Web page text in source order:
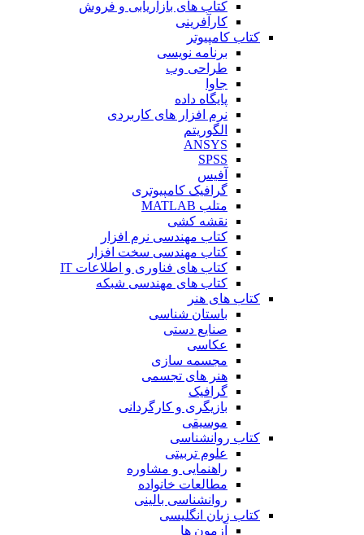
کتاب های بازاریابی و فروش
کارآفرینی
کتاب کامپیوتر
برنامه نویسی
طراحی وب
جاوا
پایگاه داده
نرم افزار های کاربردی
الگوریتم
ANSYS
SPSS
آفیس
گرافیک کامپیوتری
متلب MATLAB
نقشه کشی
کتاب مهندسی نرم افزار
کتاب مهندسی سخت افزار
کتاب های فناوری و اطلاعات IT
کتاب های مهندسی شبکه
کتاب های هنر
باستان شناسی
صنایع دستی
عکاسی
مجسمه سازی
هنر های تجسمی
گرافیک
بازیگری و کارگردانی
موسیقی
کتاب روانشناسی
علوم تربیتی
راهنمایی و مشاوره
مطالعات خانواده
روانشناسی بالینی
کتاب زبان انگلیسی
آزمون ها